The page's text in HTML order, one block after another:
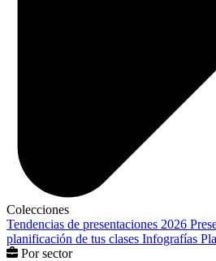
Colecciones
Tendencias de presentaciones 2026
planificación de tus clases Infografías
Por sector